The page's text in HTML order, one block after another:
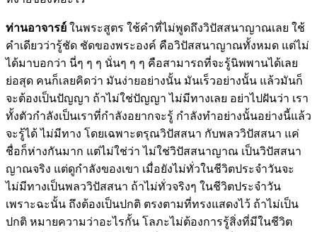
ท่านอาจารย์ ในพระสูตร ใช้คำที่ไม่พูดถึงวิปัสสนาญาณเลย ใช้
คำเดียวว่ารู้ชัด ชัดของพระองค์ คือวิปัสสนาญาณทั้งหมด แต่ไม่
ได้มาบอกว่า นี่ๆ ๆ ๆ นั่นๆ ๆ ๆ คือสามารถที่จะรู้นิพพานได้เลย
ย่อสุด คนก็เลยคิดว่า มันง่ายอย่างนั้น มันเร็วอย่างนั้น แล้วมันก็
จะต้องเป็นปัญญา ถ้าไม่ใช่ปัญญา ไม่มีทางเลย อย่าไปฝันว่า เรา
ทั้งตัวกำลังเป็นเราที่กำลังอยากจะรู้ กำลังทำอย่างนั้นอย่างนี้แล้ว
จะรู้ได้ ไม่มีทาง โดยเฉพาะตรุณวิปัสสนา กับพลววิปัสสนา แค่
ชื่อก็ห่างกันมาก แต่ไม่ใช่ว่า ไม่ใช่วิปัสสนาญาณ เป็นวิปัสสนา
ญาณจริง แต่ดูกำลังของเขา เมื่อยังไม่ทั่วในชีวิตประจำวันจะ
ไม่มีทางเป็นพลววิปัสสนา ถ้าไม่ทั่วจริงๆ ในชีวิตประจำวัน
เพราะฉะนั้น ถึงต้องเป็นปกติ ตรงตามที่ทรงแสดงไว้ ถ้าไม่เป็น
ปกติ หมายความว่าอะไรกั้น โลภะไม่ต้องการรู้สิ่งที่มีในชีวิต